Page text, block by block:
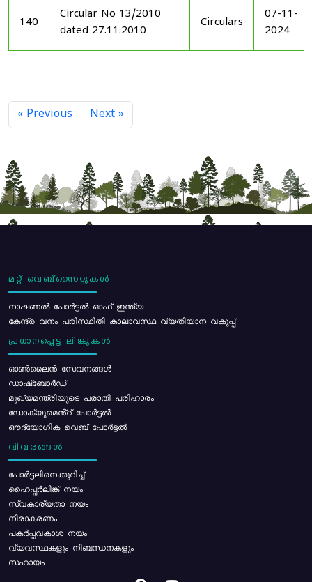
140
Circular No 13/2010
dated 27.11.2010
Circulars
07-11-
2024
« Previous Next »
മറ്റ് വെബ്സൈറ്റുകൾ
നാഷണൽ പോർട്ടൽ ഓഫ് ഇന്ത്യ
കേന്ദ്ര വനം പരിസ്ഥിതി കാലാവസ്ഥ വ്യതിയാന വകുപ്പ്
പ്രധാനപ്പെട്ട ലിങ്കുകൾ
ഓൺലൈൻ സേവനങ്ങൾ
ഡാഷ്ബോർഡ്
മുഖ്യമന്ത്രിയുടെ പരാതി പരിഹാരം
ഡോക്യുമെൻ്റ് പോർട്ടൽ
ഔദ്യോഗിക വെബ് പോർട്ടൽ
വിവരങ്ങൾ
പോര്‍ട്ടലിനെക്കുറിച്ച്
ഹൈപ്പർലിങ്ക് നയം
സ്വകാര്യതാ നയം
നിരാകരണം
പകർപ്പവകാശ നയം
വ്യവസ്ഥകളും നിബന്ധനകളും
സഹായം